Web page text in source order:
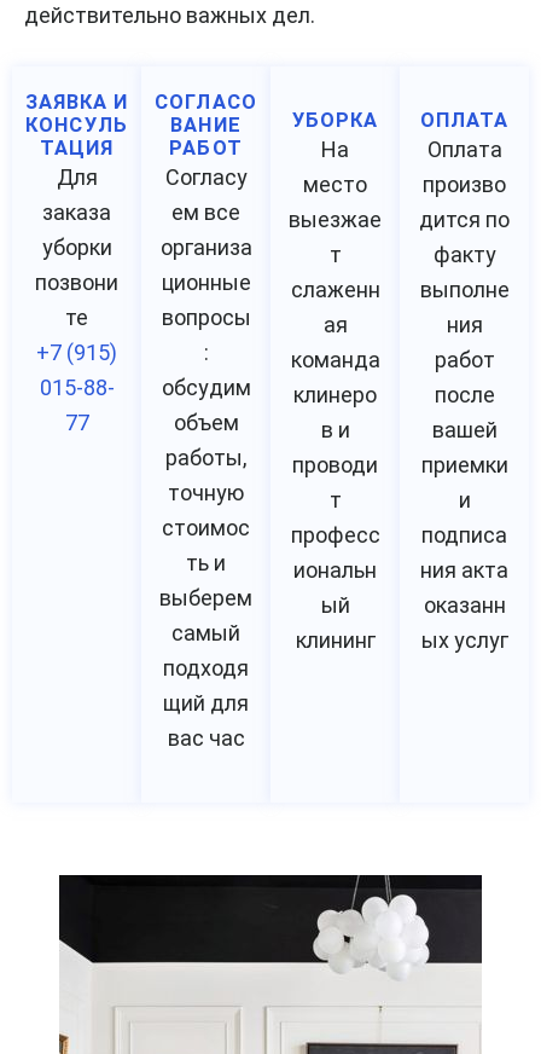
действительно важных дел.
ЗАЯВКА И
КОНСУЛЬ
ТАЦИЯ
Для
заказа
уборки
позвони
те
+7 (915)
015-88-
77
СОГЛАСО
ВАНИЕ
РАБОТ
Согласу
ем все
организа
ционные
вопросы
:
обсудим
объем
работы,
точную
стоимос
ть и
выберем
самый
подходя
щий для
вас час
УБОРКА
На
место
выезжае
т
слаженн
ая
команда
клинеро
в и
проводи
т
професс
иональн
ый
клининг
ОПЛАТА
Оплата
произво
дится по
факту
выполне
ния
работ
после
вашей
приемки
и
подписа
ния акта
оказанн
ых услуг